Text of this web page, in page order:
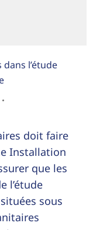
l’étude
doit faire
Installation
que les
l’étude
sous